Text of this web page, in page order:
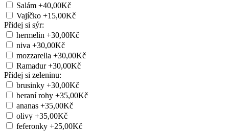
Salám +40,00Kč
Vajíčko +15,00Kč
Přidej si sýr:
hermelin +30,00Kč
niva +30,00Kč
mozzarella +30,00Kč
Ramadur +30,00Kč
Přidej si zeleninu:
brusinky +30,00Kč
beraní rohy +35,00Kč
ananas +35,00Kč
olivy +35,00Kč
feferonky +25,00Kč